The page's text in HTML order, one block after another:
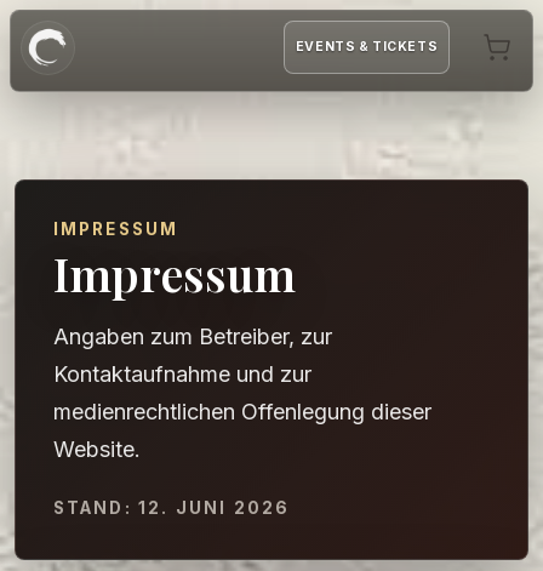
EVENTS & TICKETS
IMPRESSUM
Impressum
Angaben zum Betreiber, zur
Kontaktaufnahme und zur
medienrechtlichen Offenlegung dieser
Website.
STAND: 12. JUNI 2026